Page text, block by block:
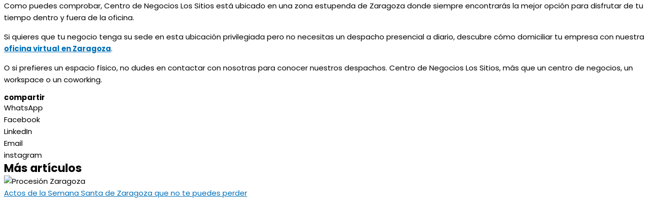
Como puedes comprobar, Centro de Negocios Los Sitios está ubicado en una zona estupenda de Zaragoza donde siempre encontrarás la mejor opción para disfrutar de tu
tiempo dentro y fuera de la oficina.
Si quieres que tu negocio tenga su sede en esta ubicación privilegiada pero no necesitas un despacho presencial a diario, descubre cómo domiciliar tu empresa con nuestra
oficina virtual en Zaragoza.
O si prefieres un espacio físico, no dudes en contactar con nosotras para conocer nuestros despachos. Centro de Negocios Los Sitios, más que un centro de negocios, un
workspace o un coworking.
compartir
WhatsApp
Facebook
LinkedIn
Email
instagram
Más artículos
Actos de la Semana Santa de Zaragoza que no te puedes perder